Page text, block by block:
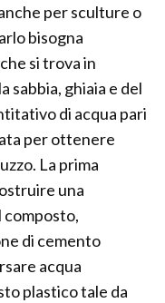
per sculture o
bisogna
si trova in
sabbia, ghiaia e del
di acqua pari
per ottenere
La prima
una
composto,
di cemento
acqua
plastico tale da